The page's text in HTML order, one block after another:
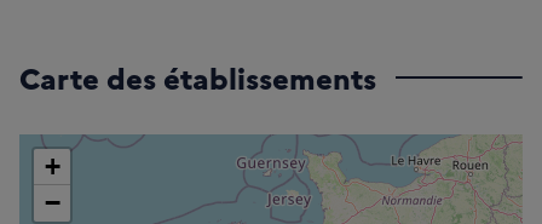
Carte des établissements
+
−